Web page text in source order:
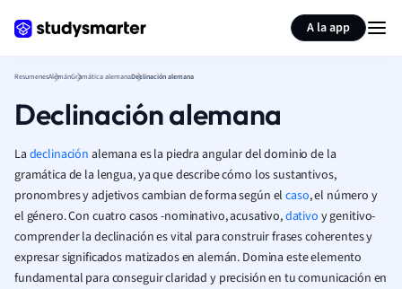
A la app
ResumenesAlemánGramática alemanaDeclinación alemana
Declinación alemana
La declinación alemana es la piedra angular del dominio de la
gramática de la lengua, ya que describe cómo los sustantivos,
pronombres y adjetivos cambian de forma según elcaso, el número y
el género. Con cuatro casos -nominativo, acusativo,dativo y genitivo-
comprender la declinación es vital para construir frases coherentes y
expresar significados matizados en alemán. Domina este elemento
fundamental para conseguir claridad y precisión en tu comunicación en
Resumir página